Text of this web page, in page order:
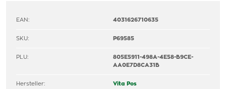
EAN: 4031626710635
SKU: P69585
PLU:
805E5911-498A-4E58-B9CE-
AA0E7D8CA31B
Hersteller: Vita Pos